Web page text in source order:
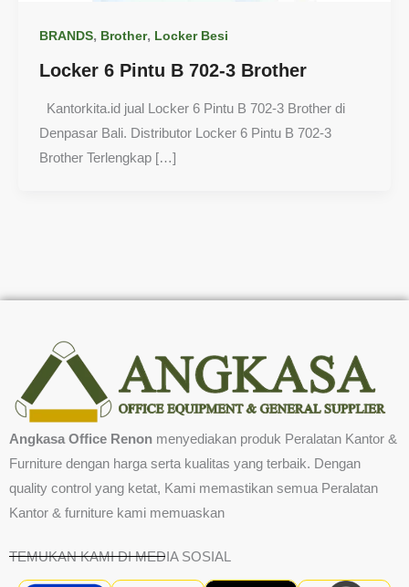
BRANDS, Brother, Locker Besi
Locker 6 Pintu B 702-3 Brother
Kantorkita.id jual Locker 6 Pintu B 702-3 Brother di
Denpasar Bali. Distributor Locker 6 Pintu B 702-3
Brother Terlengkap […]
Angkasa Office Renon menyediakan produk Peralatan Kantor &
Furniture dengan harga serta kualitas yang terbaik. Dengan
quality control yang ketat, Kami memastikan semua Peralatan
Kantor & furniture kami memuaskan
TEMUKAN KAMI DI MEDIA SOSIAL